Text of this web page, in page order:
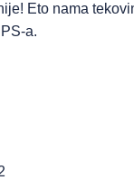
Eto nama
a.